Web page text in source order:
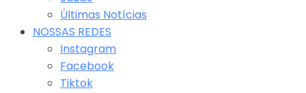
Últimas Notícias
NOSSAS REDES
Instagram
Facebook
Tiktok